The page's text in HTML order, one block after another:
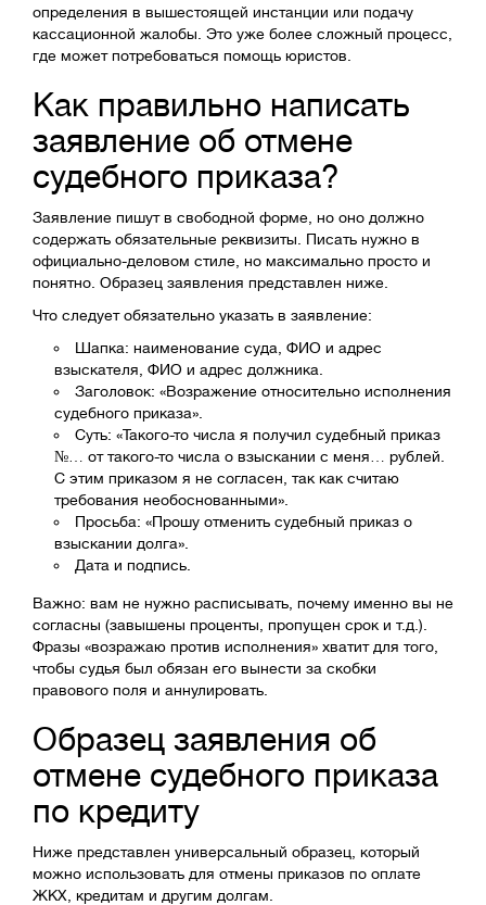
определения в вышестоящей инстанции или подачу
кассационной жалобы. Это уже более сложный процесс,
где может потребоваться помощь юристов.
Как правильно написать
заявление об отмене
судебного приказа?
Заявление пишут в свободной форме, но оно должно
содержать обязательные реквизиты. Писать нужно в
официально-деловом стиле, но максимально просто и
понятно. Образец заявления представлен ниже.
Что следует обязательно указать в заявление:
Шапка: наименование суда, ФИО и адрес
взыскателя, ФИО и адрес должника.
Заголовок: «Возражение относительно исполнения
судебного приказа».
Суть: «Такого-то числа я получил судебный приказ
№… от такого-то числа о взыскании с меня… рублей.
С этим приказом я не согласен, так как считаю
требования необоснованными».
Просьба: «Прошу отменить судебный приказ о
взыскании долга».
Дата и подпись.
Важно: вам не нужно расписывать, почему именно вы не
согласны (завышены проценты, пропущен срок и т.д.).
Фразы «возражаю против исполнения» хватит для того,
чтобы судья был обязан его вынести за скобки
правового поля и аннулировать.
Образец заявления об
отмене судебного приказа
по кредиту
Ниже представлен универсальный образец, который
можно использовать для отмены приказов по оплате
ЖКХ, кредитам и другим долгам.